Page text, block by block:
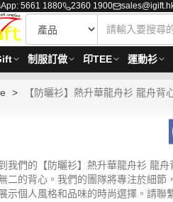
5661 1880 2360 1900
制服訂做 印TEE 運動衫
【防曬衫】熱升華龍舟衫 龍舟背
我們的【防曬衫】熱升華龍舟衫 龍
二的背心。我們的團隊將專注於細節
示個人風格和品味的時尚選擇。請聯